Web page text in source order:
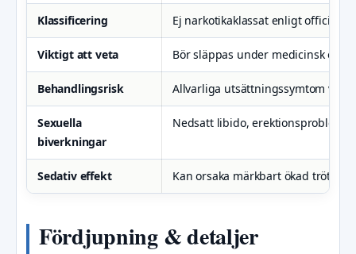
Klassificering Ej narkotikaklassat enligt officiella
Viktigt att veta Bör släppas under medicinsk
Behandlingsrisk Allvarliga utsättningssymtom vid
Sexuella
biverkningar
Nedsatt libido, erektionsproblem
Sedativ effekt Kan orsaka märkbart ökad trötthet
Fördjupning & detaljer